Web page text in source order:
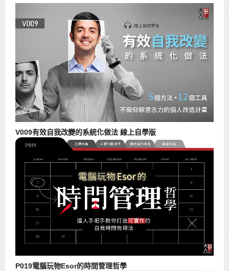
V009有效自我改變的系統化做法 線上自學版
P019電腦玩物Esor的時間管理哲學